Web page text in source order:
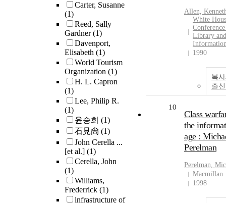
Carter, Susanne
(1)
Reed, Sally
Gardner(1)
Davenport,
Elisabeth (1)
World Tourism
Organization (1)
H. L. Capron
(1)
Lee, Philip R.
(1)
윤승희 (1)
石見尙 (1)
John Cerella ...
[et al.] (1)
Cerella, John
(1)
Williams,
Frederrick (1)
infrastructure of
Allen,
White
Library and
1990
복
출
10
Class
the
age :
Perelman
Perelman,
Macmillan
1998